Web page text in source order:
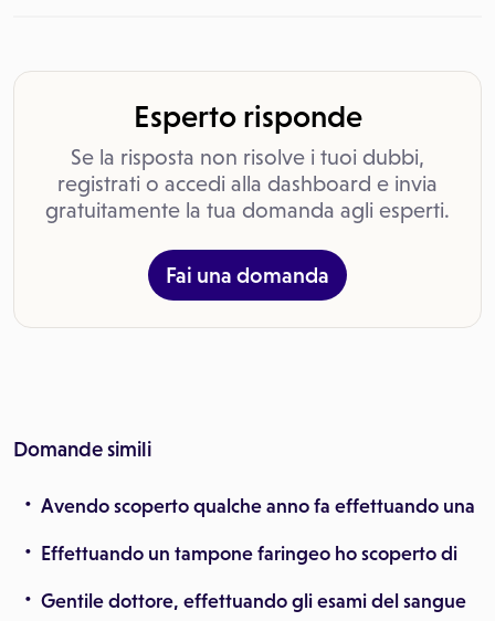
Esperto risponde
Se la risposta non risolve i tuoi dubbi,
registrati o accedi alla dashboard e invia
gratuitamente la tua domanda agli esperti.
Fai una domanda
Domande simili
Avendo scoperto qualche anno fa effettuando una
Effettuando un tampone faringeo ho scoperto di
Gentile dottore, effettuando gli esami del sangue